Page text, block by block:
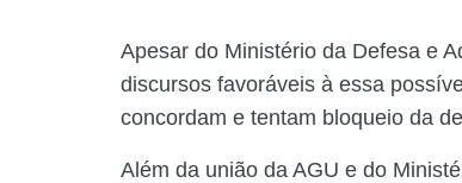
Apesar do Ministério da Defesa e
discursos favoráveis à essa
concordam e tentam bloqueio da
Além da união da AGU e do